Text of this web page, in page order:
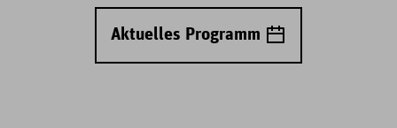
Aktuelles Programm